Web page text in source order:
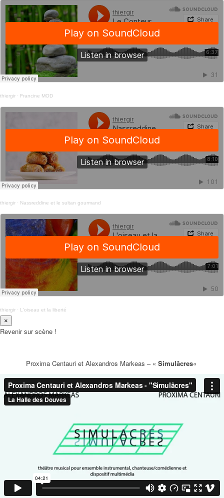
thiergir · Francine MOD
thiergir · Nassreddine et le sultan gourmand
thiergir · L'oiseau et la liberté
×
Revenir sur scène !
Proxima Centauri et Alexandros Markeas – « Simulâcres«